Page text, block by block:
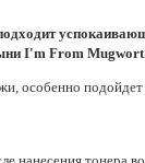
I'm From Mugwort
особенно